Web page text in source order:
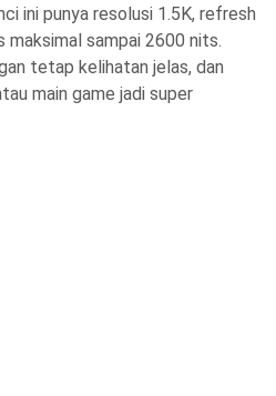
ini punya resolusi 1.5K, refresh
sampai 2600 nits.
tetap kelihatan jelas, dan
main game jadi super